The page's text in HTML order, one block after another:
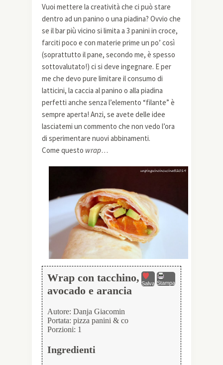
Vuoi mettere la creatività che ci può stare
dentro ad un panino o una piadina? Ovvio che
se il bar più vicino si limita a 3 panini in croce,
farciti poco e con materie prime un po’ così
(soprattutto il pane, secondo me, è spesso
sottovalutato!) ci si deve ingegnare. E per
me che devo pure limitare il consumo di
latticini, la caccia al panino o alla piadina
perfetti anche senza l’elemento “filante” è
sempre aperta! Anzi, se avete delle idee
lasciatemi un commento che non vedo l’ora
di sperimentare nuovi abbinamenti.
Come questo wrap…
Salva Stampa
Wrap con tacchino,
avocado e arancia
Autore: Danja Giacomin
Portata: pizza panini & co
Porzioni: 1
Ingredienti